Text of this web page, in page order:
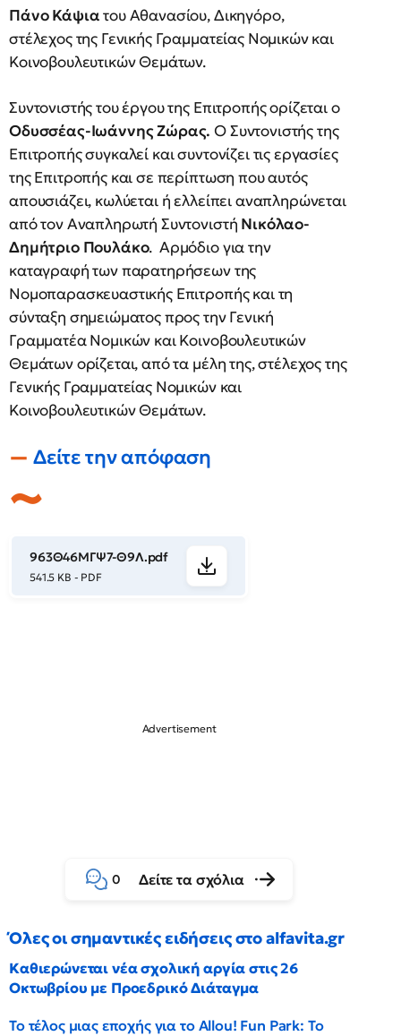
Πάνο Κάψιατου Αθανασίου, Δικηγόρο,
στέλεχος της Γενικής Γραμματείας Νομικών και
Κοινοβουλευτικών Θεμάτων.
Συντονιστής του έργου της Επιτροπής ορίζεται ο
Οδυσσέας-Ιωάννης Ζώρας. Ο Συντονιστής της
Επιτροπής συγκαλεί και συντονίζει τις εργασίες
της Επιτροπής και σε περίπτωση που αυτός
απουσιάζει, κωλύεται ή ελλείπει αναπληρώνεται
από τον Αναπληρωτή Συντονιστή Νικόλαο-
Δημήτριο Πουλάκο. Αρμόδιο για την
καταγραφή των παρατηρήσεων της
Νομοπαρασκευαστικής Επιτροπής και τη
σύνταξη σημειώματος προς την Γενική
Γραμματέα Νομικών και Κοινοβουλευτικών
Θεμάτων ορίζεται, από τα μέλη της, στέλεχος της
Γενικής Γραμματείας Νομικών και
Κοινοβουλευτικών Θεμάτων.
Δείτε την απόφαση
963Θ46ΜΓΨ7-Θ9Λ.pdf
541.5 KB - PDF
0 Δείτε τα σχόλια
Όλες οι σημαντικές ειδήσεις στο alfavita.gr
Καθιερώνεται νέα σχολική αργία στις 26
Οκτωβρίου με Προεδρικό Διάταγμα
Το τέλος μιας εποχής για το Allou! Fun Park: Το